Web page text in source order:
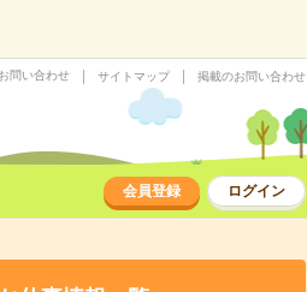
問い合わせ サイトマップ 掲載のお問い合わせ
会員登録 ログイン